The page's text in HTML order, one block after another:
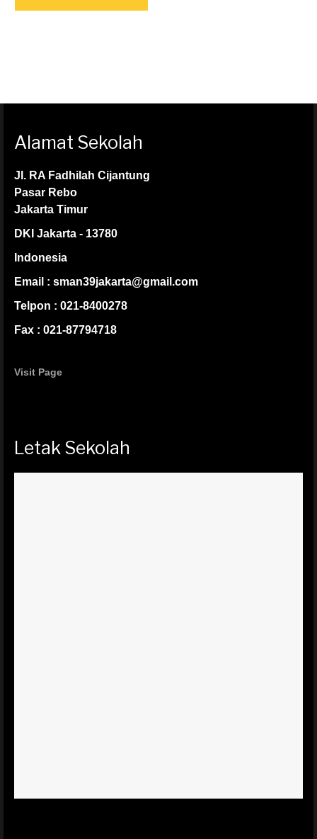
Alamat Sekolah
Jl. RA Fadhilah Cijantung
Pasar Rebo
Jakarta Timur
DKI Jakarta - 13780
Indonesia
Email : sman39jakarta@gmail.com
Telpon : 021-8400278
Fax : 021-87794718
Visit Page
Letak Sekolah